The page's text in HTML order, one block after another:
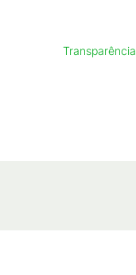
Transparência